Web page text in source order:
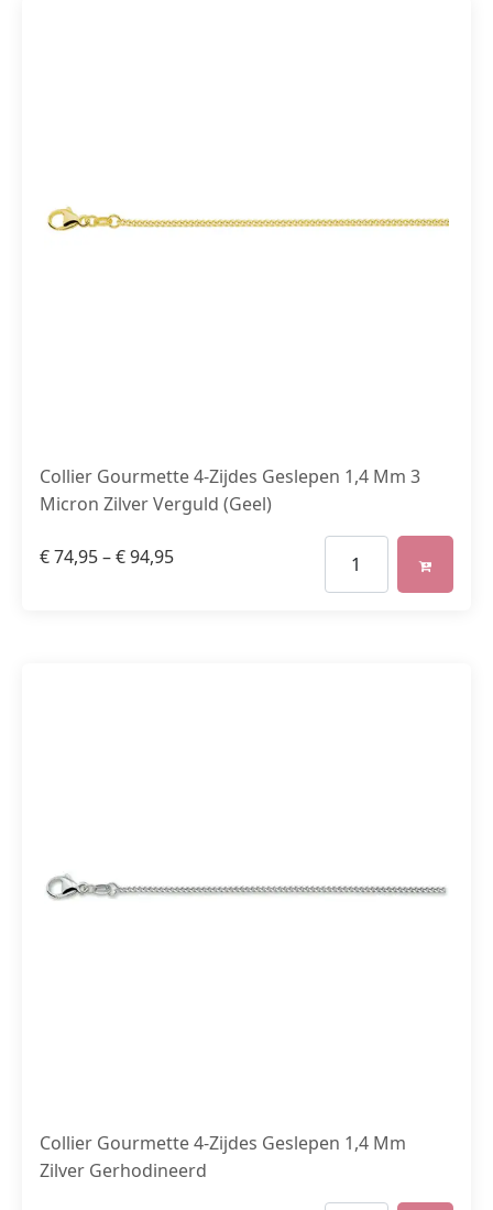
Collier Gourmette 4-Zijdes Geslepen 1,4 Mm 3
Micron Zilver Verguld (Geel)
€74,95–€94,95
Collier Gourmette 4-Zijdes Geslepen 1,4 Mm
Zilver Gerhodineerd